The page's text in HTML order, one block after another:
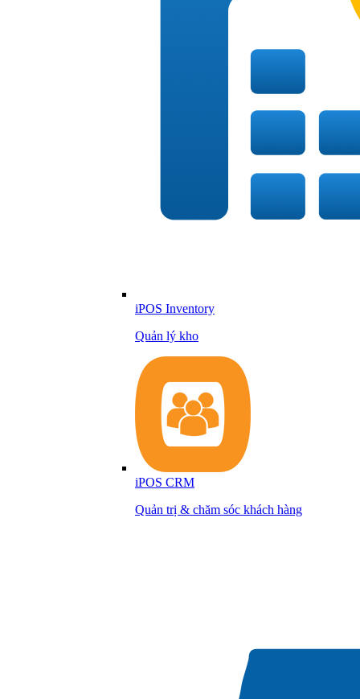
iPOS Inventory
Quản lý kho
iPOS CRM
Quản trị & chăm sóc khách hàng